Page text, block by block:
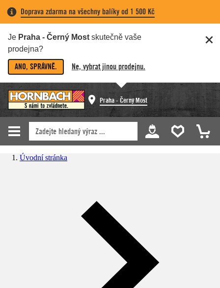
Doprava zdarma na všechny balíky od 1 500 Kč
Je Praha - Černý Most skutečně vaše
prodejna?
ANO, SPRÁVNĚ. Ne, vybrat jinou prodejnu.
Praha - Černý Most
Úvodní stránka